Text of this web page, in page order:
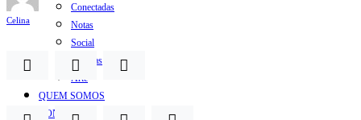
Conectadas
Notas
Social
Mostras
Arte
QUEM SOMOS
CONTATO
Celina